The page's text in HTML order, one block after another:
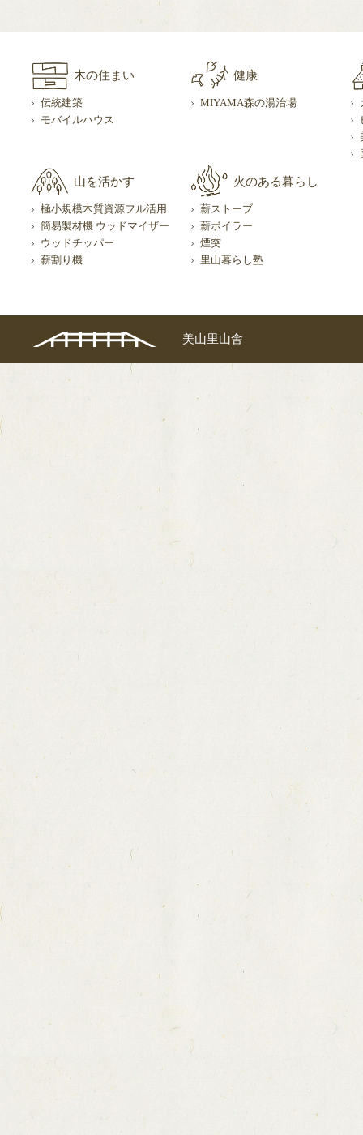
木の住まい
伝統建築
モバイルハウス
健康
MIYAMA森の湯治場
山を活かす
極小規模木質資源フル活用
簡易製材機 ウッドマイザー
ウッドチッパー
薪割り機
火のある暮らし
薪ストーブ
薪ボイラー
煙突
里山暮らし塾
美山里山舎